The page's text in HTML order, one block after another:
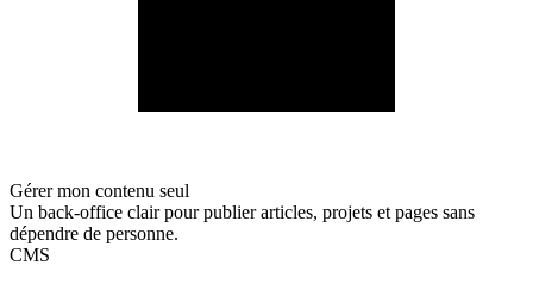
Gérer mon contenu seul
Un back-office clair pour publier articles, projets et pages sans
dépendre de personne.
CMS